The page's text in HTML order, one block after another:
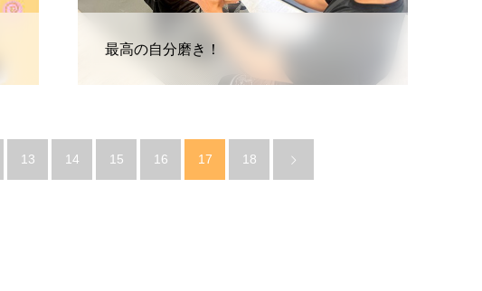
最高の自分磨き！
13 14 15 16 17 18